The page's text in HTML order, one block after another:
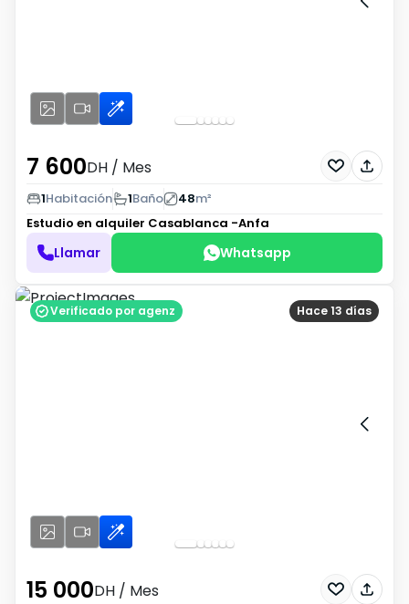
7 600DH / Mes
1Habitación 1Baño 48m²
Estudio en alquiler Casablanca -Anfa
Llamar Whatsapp
Hace 13 días
Verificado por agenz
15 000DH / Mes